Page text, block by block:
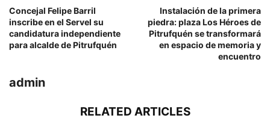
Concejal Felipe Barril
inscribe en el Servel su
candidatura independiente
para alcalde de Pitrufquén
Instalación de la primera
piedra: plaza Los Héroes de
Pitrufquén se transformará
en espacio de memoria y
encuentro
admin
RELATED ARTICLES